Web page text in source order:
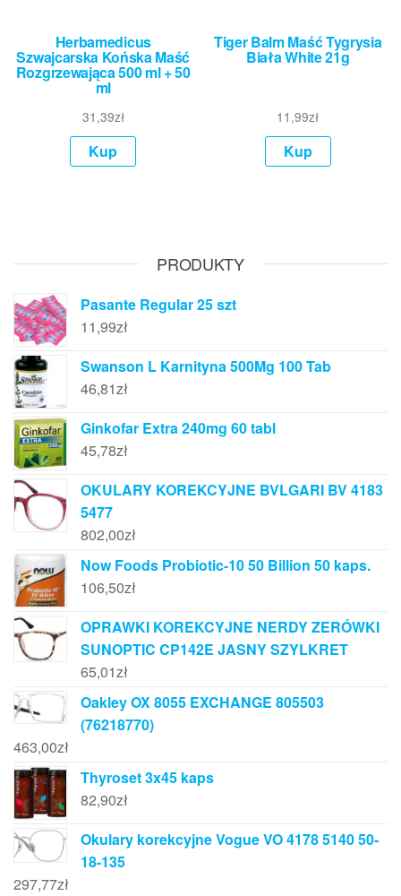
Herbamedicus
Szwajcarska Końska Maść
Rozgrzewająca 500 ml + 50
ml
31,39zł
Kup
Tiger Balm Maść Tygrysia
Biała White 21g
11,99zł
Kup
PRODUKTY
Pasante Regular 25 szt
11,99zł
Swanson L Karnityna 500Mg 100 Tab
46,81zł
Ginkofar Extra 240mg 60 tabl
45,78zł
OKULARY KOREKCYJNE BVLGARI BV 4183
5477
802,00zł
Now Foods Probiotic-10 50 Billion 50 kaps.
106,50zł
OPRAWKI KOREKCYJNE NERDY ZERÓWKI
SUNOPTIC CP142E JASNY SZYLKRET
65,01zł
Oakley OX 8055 EXCHANGE 805503
(76218770)
463,00zł
Thyroset 3x45 kaps
82,90zł
Okulary korekcyjne Vogue VO 4178 5140 50-
18-135
297,77zł